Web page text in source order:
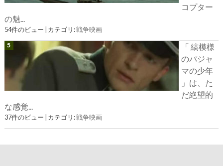
コプター
の魅...
54件のビュー カテゴリ:戦争映画
「 縞模様
のパジャ
マの少年
」は、た
だ絶望的
な感覚...
37件のビュー カテゴリ:戦争映画